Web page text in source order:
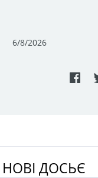
6/8/2026
НОВІ ДОСЬЄ